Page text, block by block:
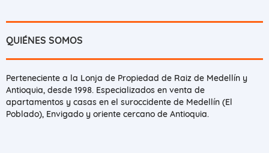
QUIÉNES SOMOS
Perteneciente a la Lonja de Propiedad de Raiz de Medellín y
Antioquia, desde 1998. Especializados en venta de
apartamentos y casas en el suroccidente de Medellín (El
Poblado), Envigado y oriente cercano de Antioquia.